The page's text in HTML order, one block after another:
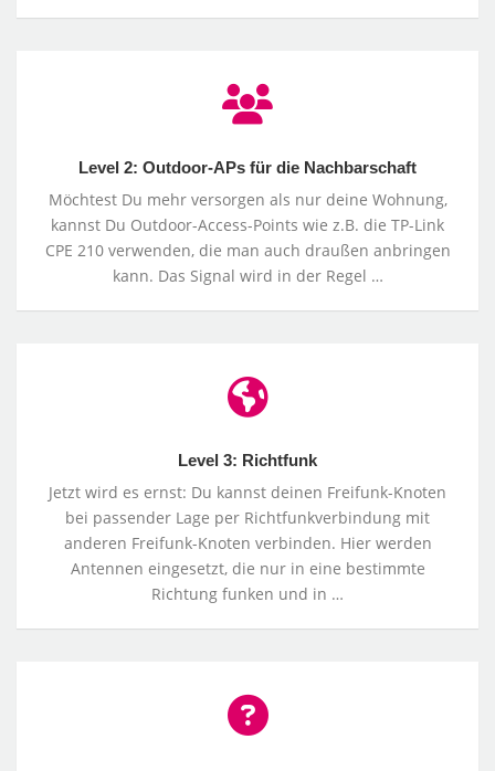
die
Nachbarschaft
Level 2: Outdoor-APs für die Nachbarschaft
Möchtest Du mehr versorgen als nur deine Wohnung,
kannst Du Outdoor-Access-Points wie z.B. die TP-Link
CPE 210 verwenden, die man auch draußen anbringen
kann. Das Signal wird in der Regel …
Level 3: Richtfunk
Jetzt wird es ernst: Du kannst deinen Freifunk-Knoten
bei passender Lage per Richtfunkverbindung mit
anderen Freifunk-Knoten verbinden. Hier werden
Antennen eingesetzt, die nur in eine bestimmte
Richtung funken und in …